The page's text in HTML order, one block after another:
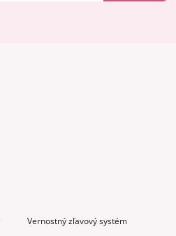
Vernostný zľavový systém